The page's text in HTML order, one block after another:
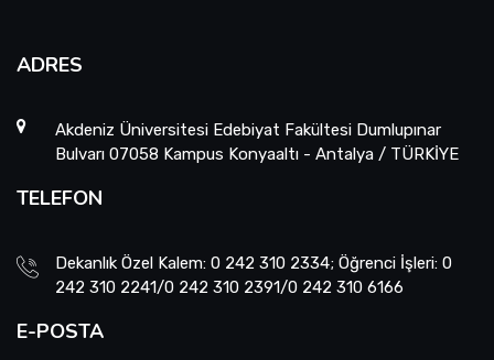
ADRES
Akdeniz Üniversitesi Edebiyat Fakültesi Dumlupınar
Bulvarı 07058 Kampus Konyaaltı - Antalya / TÜRKİYE
TELEFON
Dekanlık Özel Kalem: 0 242 310 2334; Öğrenci İşleri: 0
242 310 2241/0 242 310 2391/0 242 310 6166
E-POSTA